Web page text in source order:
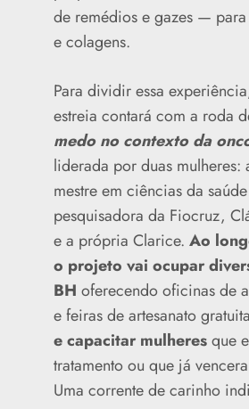
de remédios e gazes —
e colagens.
Para dividir essa
estreia contará com a roda
medo no contexto da
liderada por duas mulheres:
mestre em ciências da
pesquisadora da Fiocruz,
e a própria Clarice. Ao
o projeto vai ocupar
BH oferecendo oficinas de
e feiras de artesanato
e capacitar mulheresque
tratamento ou que já
Uma corrente de carinho